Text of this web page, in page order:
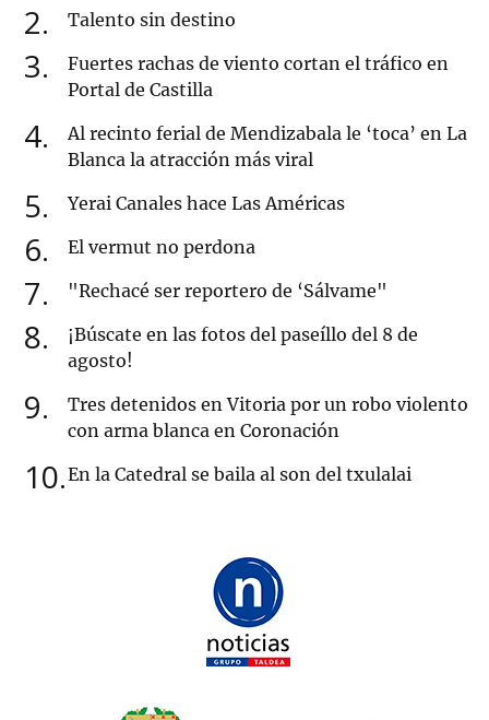
2 Talento sin destino
3
Fuertes rachas de viento cortan el tráfico en
Portal de Castilla
4
Al recinto ferial de Mendizabala le ‘toca’ en La
Blanca la atracción más viral
5 Yerai Canales hace Las Américas
6 El vermut no perdona
7 "Rechacé ser reportero de ‘Sálvame"
8
¡Búscate en las fotos del paseíllo del 8 de
agosto!
9
Tres detenidos en Vitoria por un robo violento
con arma blanca en Coronación
10 En la Catedral se baila al son del txulalai